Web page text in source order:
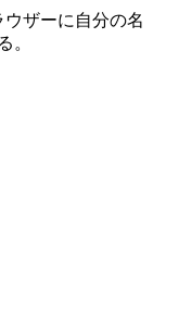
ザーに自分の名
。